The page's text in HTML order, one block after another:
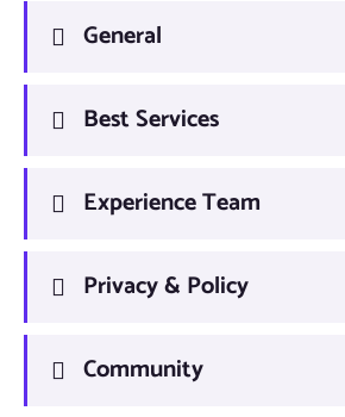
General
Best Services
Experience Team
Privacy & Policy
Community